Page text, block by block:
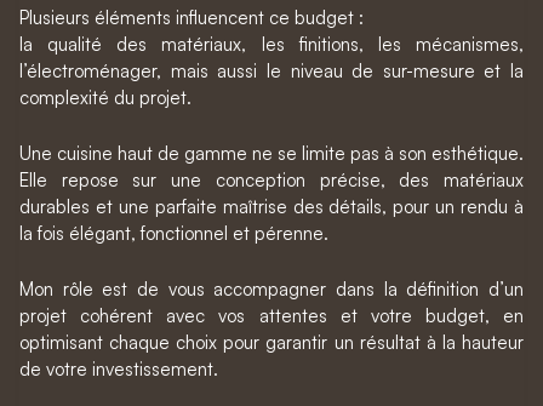
Plusieurs éléments influencent ce budget :
la qualité des matériaux, les finitions, les mécanismes,
l’électroménager, mais aussi le niveau de sur-mesure et la
complexité du projet.
Une cuisine haut de gamme ne se limite pas à son esthétique.
Elle repose sur une conception précise, des matériaux
durables et une parfaite maîtrise des détails, pour un rendu à
la fois élégant, fonctionnel et pérenne.
Mon rôle est de vous accompagner dans la définition d’un
projet cohérent avec vos attentes et votre budget, en
optimisant chaque choix pour garantir un résultat à la hauteur
de votre investissement.